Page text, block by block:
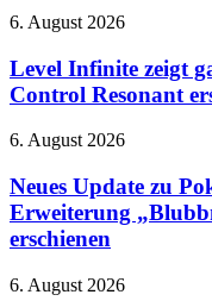
bei
Video
Level
zeigt
gamescom
Line-
2026:
Resonant
erstmals
spielbar
6. August 2026
Level Infinite zeigt
Control Resonant
Neues
zu
Pokémon
Pokopia
und
„Blubbmeeria“
6. August 2026
Neues Update zu
Erweiterung
erschienen
Violent
6. August 2026